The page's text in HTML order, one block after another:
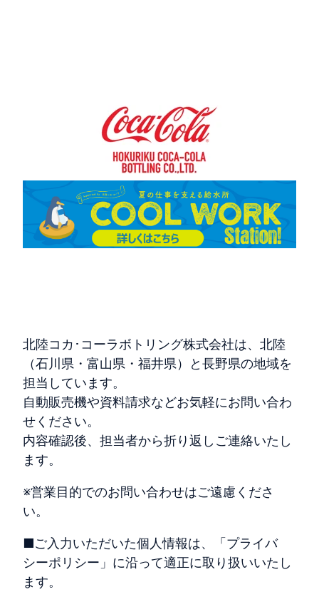
北陸コカ･コーラボトリング株式会社は、北陸
（石川県・富山県・福井県）と長野県の地域を
担当しています。
自動販売機や資料請求などお気軽にお問い合わ
せください。
内容確認後、担当者から折り返しご連絡いたし
ます。
※営業目的でのお問い合わせはご遠慮くださ
い。
■ご入力いただいた個人情報は、「プライバ
シーポリシー」に沿って適正に取り扱いいたし
ます。